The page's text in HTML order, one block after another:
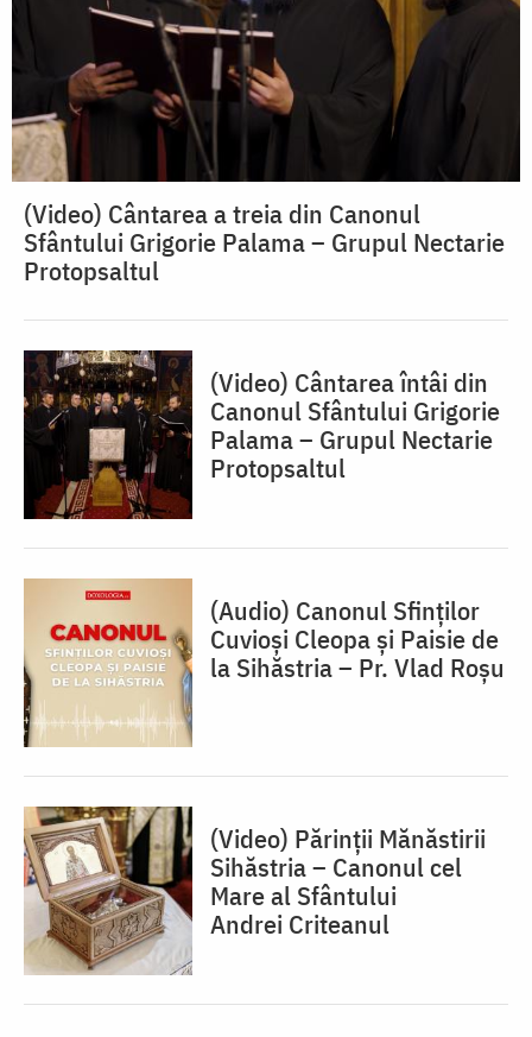
(Video) Cântarea a treia din Canonul
Sfântului Grigorie Palama – Grupul Nectarie
Protopsaltul
(Video) Cântarea întâi din
Canonul Sfântului Grigorie
Palama – Grupul Nectarie
Protopsaltul
(Audio) Canonul Sfinților
Cuvioși Cleopa și Paisie de
la Sihăstria – Pr. Vlad Roșu
(Video) Părinții Mănăstirii
Sihăstria – Canonul cel
Mare al Sfântului
Andrei Criteanul